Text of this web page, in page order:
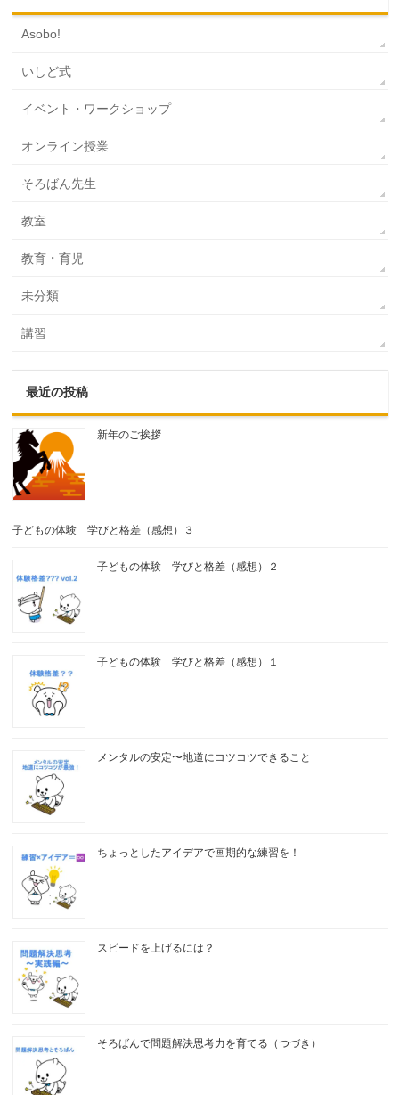
Asobo!
いしど式
イベント・ワークショップ
オンライン授業
そろばん先生
教室
教育・育児
未分類
講習
最近の投稿
新年のご挨拶
子どもの体験 学びと格差（感想）３
子どもの体験 学びと格差（感想）２
子どもの体験 学びと格差（感想）１
メンタルの安定〜地道にコツコツできること
ちょっとしたアイデアで画期的な練習を！
スピードを上げるには？
そろばんで問題解決思考力を育てる（つづき）